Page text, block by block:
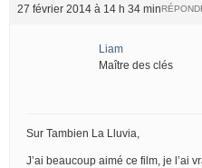
27 février 2014 à 14 h 34 min
Liam
Maître des clés
Sur Tambien La Lluvia,
J’ai beaucoup aimé ce film, je l’ai